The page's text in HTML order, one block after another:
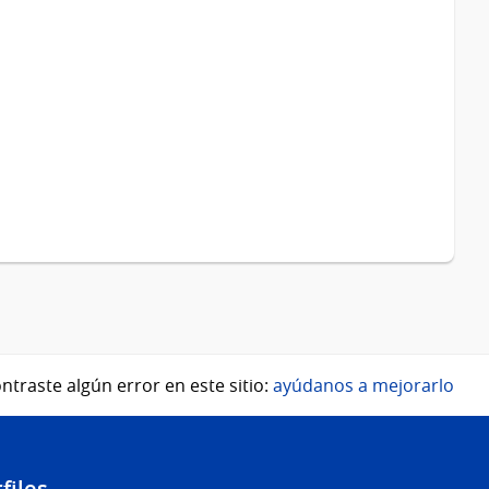
algún error en este sitio: ayúdanos a mejorarlo